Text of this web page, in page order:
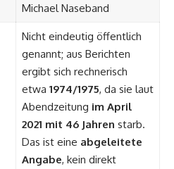
Michael Naseband
Nicht eindeutig öffentlich
genannt; aus Berichten
ergibt sich rechnerisch
etwa 1974/1975, da sie laut
Abendzeitung im April
2021 mit 46 Jahren starb.
Das ist eine abgeleitete
Angabe, kein direkt